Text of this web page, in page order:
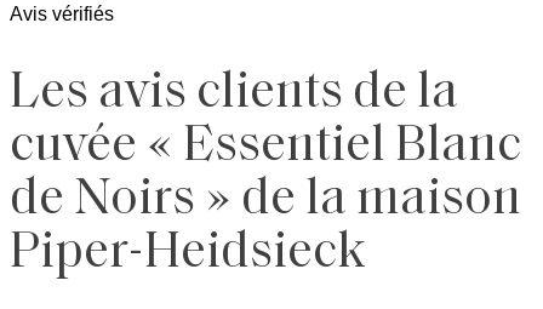
Avis vérifiés
Les avis clients de la
cuvée « Essentiel Blanc
de Noirs » de la maison
Piper-Heidsieck